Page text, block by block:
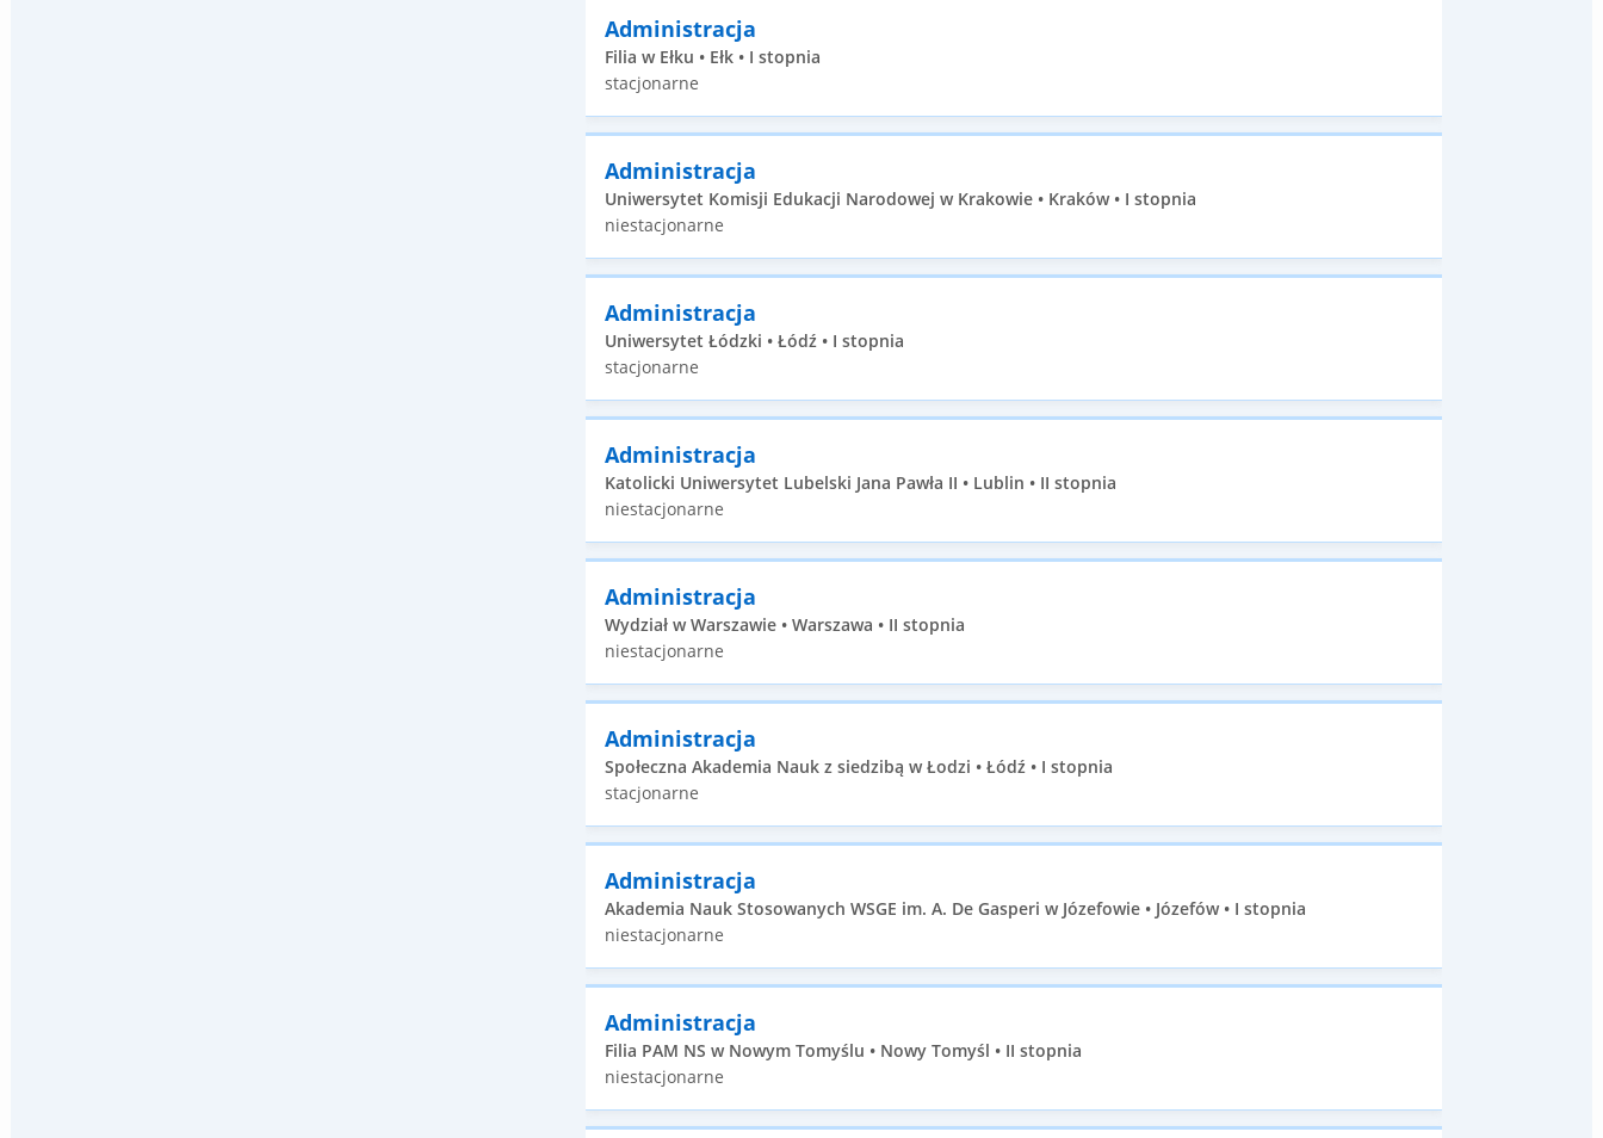
Administracja
Filia w Ełku • Ełk • I stopnia
stacjonarne
Administracja
Uniwersytet Komisji Edukacji Narodowej w Krakowie • Kraków • I stopnia
niestacjonarne
Administracja
Uniwersytet Łódzki • Łódź • I stopnia
stacjonarne
Administracja
Katolicki Uniwersytet Lubelski Jana Pawła II • Lublin • II stopnia
niestacjonarne
Administracja
Wydział w Warszawie • Warszawa • II stopnia
niestacjonarne
Administracja
Społeczna Akademia Nauk z siedzibą w Łodzi • Łódź • I stopnia
stacjonarne
Administracja
Akademia Nauk Stosowanych WSGE im. A. De Gasperi w Józefowie • Józefów • I stopnia
niestacjonarne
Administracja
Filia PAM NS w Nowym Tomyślu • Nowy Tomyśl • II stopnia
niestacjonarne